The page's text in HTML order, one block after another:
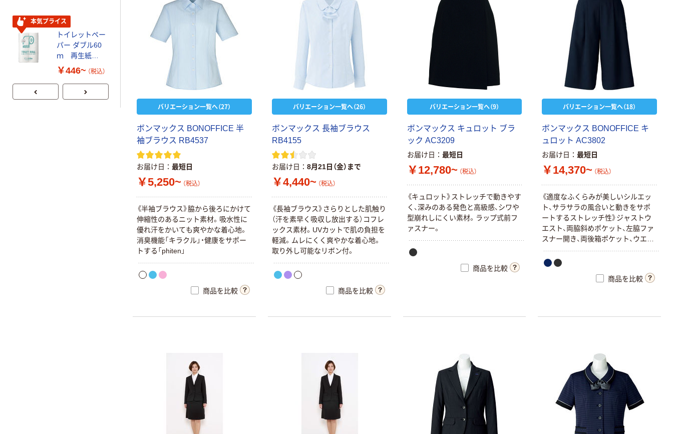
バリエーション一覧へ（27）
ボ ンマ ック ス BONOFF CE 半
袖ブラ ウ ス RB4537
お届け日 最短日
￥5,250~ （税込）
《半袖ブラウス》脇から後ろにかけて
伸縮性のあるニッ ト素材。 吸水性に
優れ汗をかいても爽やかな着心地。
消臭機能「 キラクル」 ・健康をサポー
トする 「 phiten 」
商品を比較
バリエーション一覧へ（26）
ボ ンマ ック ス 長袖ブラ ウ ス
RB4155
お届け日 8月21日（金）まで
￥4,440~ （税込）
《長袖ブラウス》 さ ら り と した肌触 り
（汗を素早く 吸収 し放出する） コ フ レ
ック ス素材。 UVカ ッ トで肌の負担を
軽減。 ム レに く く 爽やかな着心地。
取 り外し可能な リ ボン付。
商品を比較
バリエーション一覧へ（9）
ボ ンマ ック ス キ ュ ロ ッ ト ブラ
ック AC3209
お届け日 最短日
￥12,780~ （税込）
《キュ ロ ッ ト》 ス ト レッチで動きやす
く 、深みのある発色と高級感、シワや
型崩れしに く い素材。 ラップ式前フ
ァ スナー。
商品を比較
バリエーション一覧へ（18）
ボ ンマ ック ス BONOFF ICE キ
ュ ロ ッ ト AC3802
お届け日 最短日
￥14,370~ （税込）
《適度なふく らみが美しいシルエッ
ト、サラサラの風合いと動きをサポ
ー トする ス ト レッチ性》ジャ ス ト ウ
エス ト、両脇斜めポケッ ト、左脇フ ァ
スナー開 き、両後箱ポケッ ト、 ウエス
ト後ゴム
商品を比較
本気プライス
トイレットペー
パー ダブル60
ｍ 再生紙
100% 6ロール
リサイクル100
芯あり FSC認
証
￥446~ （税込）
本気プライス
く ふせん 付箋
75×25mm
￥377~
トイレットペー
100% 6ロール
リサイクル100
芯あり FSC認
（税込）
本気プライス
トイレットペー
パー ダブル60
ｍ 再生紙
100% 6ロール
リサイクル100
芯あり FSC認
証
￥446~